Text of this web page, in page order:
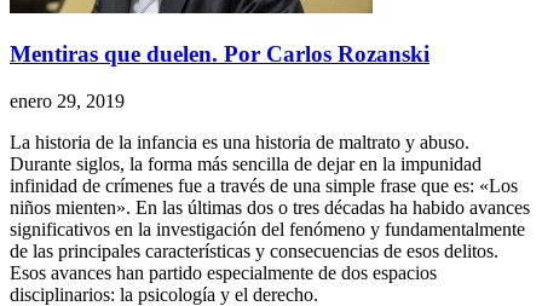
Mentiras que duelen. Por Carlos Rozanski
enero 29, 2019
La historia de la infancia es una historia de maltrato y abuso.
Durante siglos, la forma más sencilla de dejar en la impunidad
infinidad de crímenes fue a través de una simple frase que es: «Los
niños mienten». En las últimas dos o tres décadas ha habido avances
significativos en la investigación del fenómeno y fundamentalmente
de las principales características y consecuencias de esos delitos.
Esos avances han partido especialmente de dos espacios
disciplinarios: la psicología y el derecho.